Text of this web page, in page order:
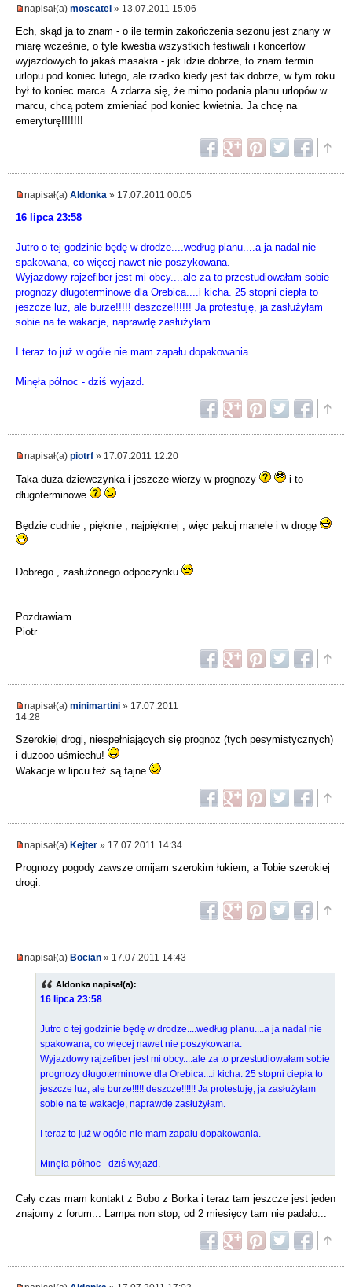
napisał(a) moscatel » 13.07.2011 15:06
Ech, skąd ja to znam - o ile termin zakończenia sezonu jest znany w
miarę wcześnie, o tyle kwestia wszystkich festiwali i koncertów
wyjazdowych to jakaś masakra - jak idzie dobrze, to znam termin
urlopu pod koniec lutego, ale rzadko kiedy jest tak dobrze, w tym roku
był to koniec marca. A zdarza się, że mimo podania planu urlopów w
marcu, chcą potem zmieniać pod koniec kwietnia. Ja chcę na
emeryturę!!!!!!!
napisał(a) Aldonka » 17.07.2011 00:05
16 lipca 23:58
Jutro o tej godzinie będę w drodze....według planu....a ja nadal nie
spakowana, co więcej nawet nie poszykowana.
Wyjazdowy rajzefiber jest mi obcy....ale za to przestudiowałam sobie
prognozy długoterminowe dla Orebica....i kicha. 25 stopni ciepła to
jeszcze luz, ale burze!!!!! deszcze!!!!!! Ja protestuję, ja zasłużyłam
sobie na te wakacje, naprawdę zasłużyłam.
I teraz to już w ogóle nie mam zapału dopakowania.
Minęła północ - dziś wyjazd.
napisał(a) piotrf » 17.07.2011 12:20
Taka duża dziewczynka i jeszcze wierzy w prognozy
i to
długoterminowe
Będzie cudnie , pięknie , najpiękniej , więc pakuj manele i w drogę
Dobrego , zasłużonego odpoczynku
Pozdrawiam
Piotr
napisał(a) minimartini » 17.07.2011
14:28
Szerokiej drogi, niespełniających się prognoz (tych pesymistycznych)
i dużooo uśmiechu!
Wakacje w lipcu też są fajne
napisał(a) Kejter » 17.07.2011 14:34
Prognozy pogody zawsze omijam szerokim łukiem, a Tobie szerokiej
drogi.
napisał(a) Bocian » 17.07.2011 14:43
Aldonka napisał(a):
16 lipca 23:58
Jutro o tej godzinie będę w drodze....według planu....a ja nadal nie
spakowana, co więcej nawet nie poszykowana.
Wyjazdowy rajzefiber jest mi obcy....ale za to przestudiowałam sobie
prognozy długoterminowe dla Orebica....i kicha. 25 stopni ciepła to
jeszcze luz, ale burze!!!!! deszcze!!!!!! Ja protestuję, ja zasłużyłam
sobie na te wakacje, naprawdę zasłużyłam.
I teraz to już w ogóle nie mam zapału dopakowania.
Minęła północ - dziś wyjazd.
Cały czas mam kontakt z Bobo z Borka i teraz tam jeszcze jest jeden
znajomy z forum... Lampa non stop, od 2 miesięcy tam nie padało...